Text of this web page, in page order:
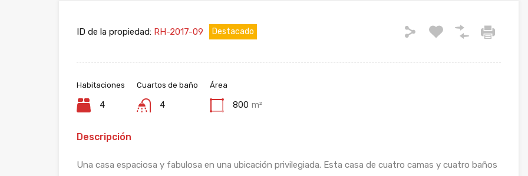
ID de la propiedad: RH-2017-09 Destacado
Habitaciones
4
Cuartos de baño
4
Área
800 m²
Descripción
Una casa espaciosa y fabulosa en una ubicación privilegiada. Esta casa de cuatro camas y cuatro baños